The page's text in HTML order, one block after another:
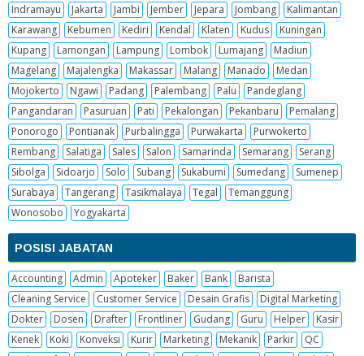
Indramayu
Jakarta Jambi Jember Jepara Jombang
Kalimantan
Karawang
Kebumen Kediri Kendal Klaten Kudus
Kuningan
Kupang
Lamongan Lampung Lombok Lumajang
Madiun
Magelang
Majalengka Makassar Malang Manado
Medan
Mojokerto
Ngawi Padang Palembang Palu
Pandeglang
Pangandaran
Pasuruan Pati Pekalongan Pekanbaru
Pemalang
Ponorogo
Pontianak Purbalingga Purwakarta
Purwokerto
Rembang
Salatiga Sales Salon Samarinda Semarang
Serang
Sibolga
Sidoarjo Solo Subang Sukabumi Sumedang
Sumenep
Surabaya
Tangerang Tasikmalaya Tegal
Temanggung
Wonosobo
Yogyakarta
POSISI JABATAN
Accounting Admin Apoteker Baker Bank
Barista
Cleaning Service
Customer Service Desain Grafis
Digital Marketing
Dokter
Dosen Drafter Frontliner Gudang Guru Helper
Kasir
Kenek
Koki Konveksi Kurir Marketing Mekanik Parkir
QC